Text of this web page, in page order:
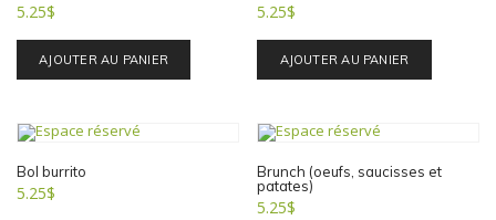
5.25$
AJOUTER AU PANIER
5.25$
AJOUTER AU PANIER
Bol burrito
5.25$
Brunch (oeufs, saucisses et
patates)
5.25$